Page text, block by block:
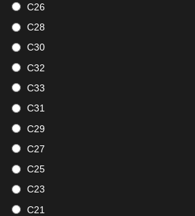
C26
C28
C30
C32
C33
C31
C29
C27
C25
C23
C21